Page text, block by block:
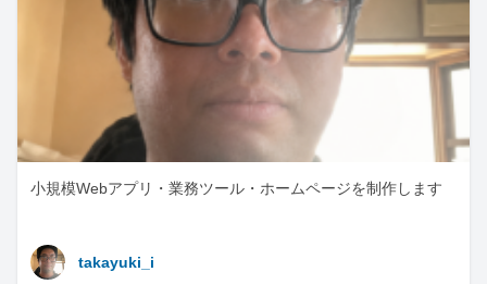
小規模Webアプリ・業務ツール・ホームページを制作します
takayuki_i